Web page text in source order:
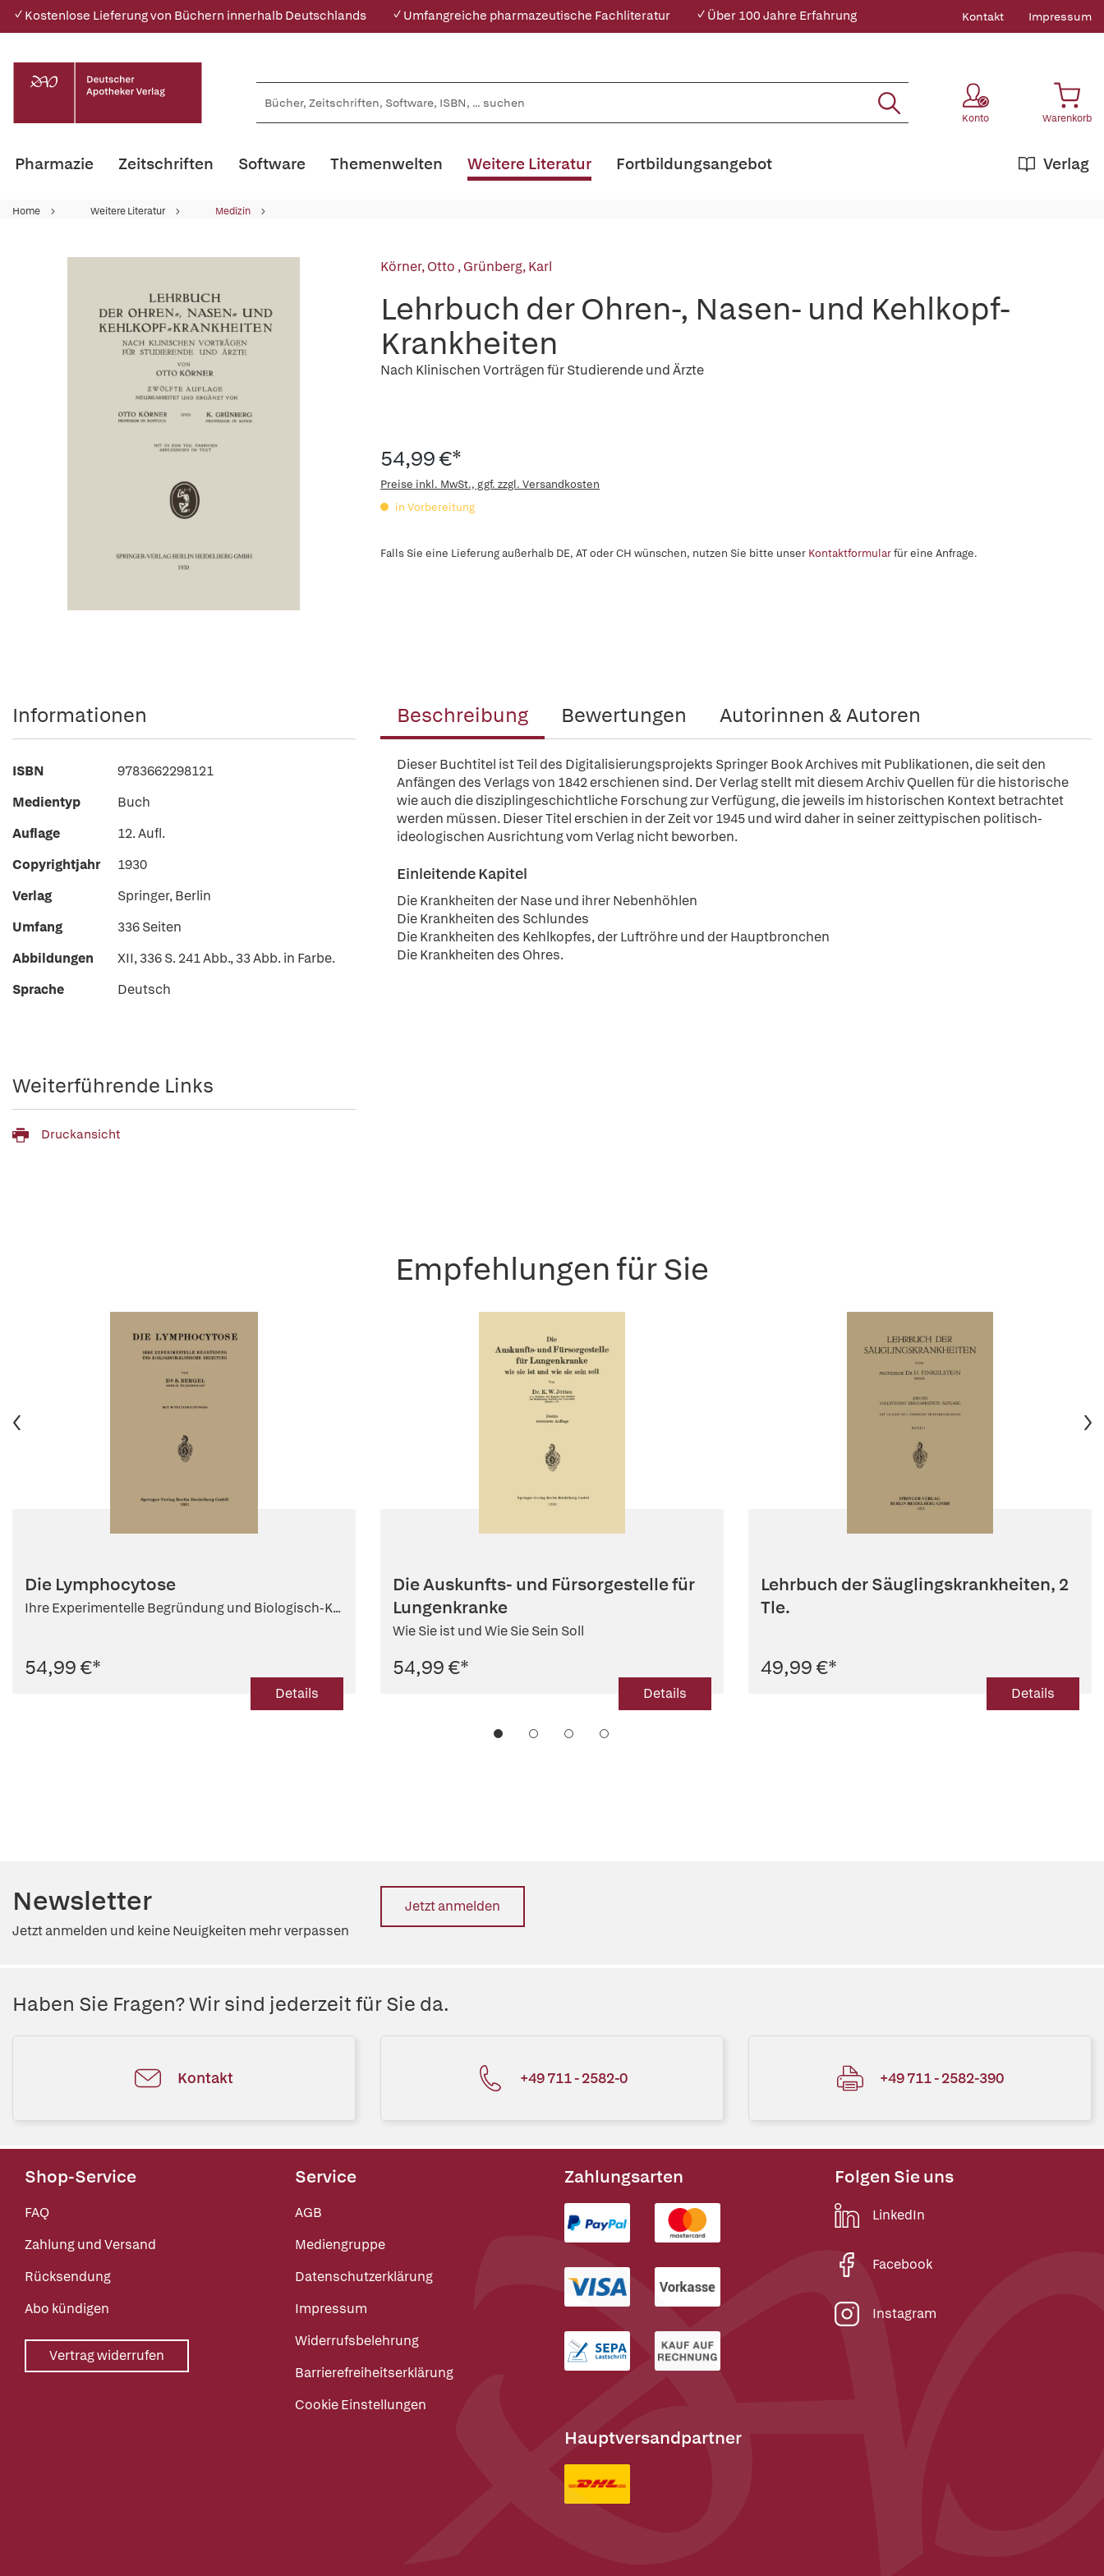
✓ Kostenlose Lieferung von Büchern innerhalb Deutschlands ✓ Umfangreiche pharmazeutische Fachliteratur ✓ Über 100 Jahre Erfahrung Kontakt Impressum
Konto Warenkorb
Pharmazie Zeitschriften Software Themenwelten Weitere Literatur Verlag
Fortbildungsangebot
Home Weitere Literatur Medizin
Körner, Otto ,Grünberg, Karl
Lehrbuch der Ohren-, Nasen- und Kehlkopf-
Krankheiten
Nach Klinischen Vorträgen für Studierende und Ärzte
54,99 €*
Preise inkl. MwSt., ggf. zzgl. Versandkosten
in Vorbereitung
Falls Sie eine Lieferung außerhalb DE, AT oder CH wünschen, nutzen Sie bitte unser Kontaktformularfür eine Anfrage.
Beschreibung Bewertungen Autorinnen & Autoren
Dieser Buchtitel ist Teil des Digitalisierungsprojekts Springer Book Archives mit Publikationen, die seit den
Anfängen des Verlags von 1842 erschienen sind. Der Verlag stellt mit diesem Archiv Quellen für die historische
wie auch die disziplingeschichtliche Forschung zur Verfügung, die jeweils im historischen Kontext betrachtet
werden müssen. Dieser Titel erschien in der Zeit vor 1945 und wird daher in seiner zeittypischen politisch-
ideologischen Ausrichtung vom Verlag nicht beworben.
Einleitende Kapitel
Die Krankheiten der Nase und ihrer Nebenhöhlen
Die Krankheiten des Schlundes
Die Krankheiten des Kehlkopfes, der Luftröhre und der Hauptbronchen
Die Krankheiten des Ohres.
Informationen
ISBN
9783662298121
Medientyp
Buch
Auflage
12. Aufl.
Copyrightjahr
1930
Verlag
Springer, Berlin
Umfang
336 Seiten
Abbildungen
XII, 336 S. 241 Abb., 33 Abb. in Farbe.
Sprache
Deutsch
Weiterführende Links
Druckansicht
Empfehlungen für Sie
Die Lymphocytose
Ihre Experimentelle Begründung und Biologisch-K...
54,99 €*
Details
Die Auskunfts- und Fürsorgestelle für
Lungenkranke
Wie Sie ist und Wie Sie Sein Soll
54,99 €*
Details
Lehrbuch der Säuglingskrankheiten, 2
Tle.
49,99 €*
Details
Newsletter
Jetzt anmelden und keine Neuigkeiten mehr verpassen
Jetzt anmelden
Haben Sie Fragen? Wir sind jederzeit für Sie da.
Kontakt +49 711 - 2582-0 +49 711 - 2582-390
Shop-Service
FAQ
Zahlung und Versand
Rücksendung
Abo kündigen
Vertrag widerrufen
Service
AGB
Mediengruppe
Datenschutzerklärung
Impressum
Widerrufsbelehrung
Barrierefreiheitserklärung
Cookie Einstellungen
Zahlungsarten
Hauptversandpartner
Folgen Sie uns
LinkedIn
Facebook
Instagram